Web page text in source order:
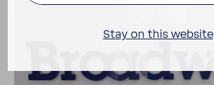
Stay on this website